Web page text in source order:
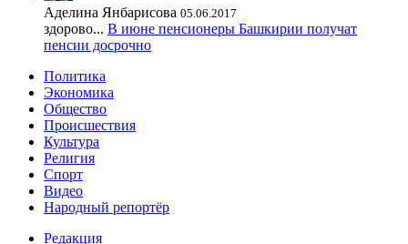
Аделина Янбарисова 05.06.2017
здорово... В июне пенсионеры Башкирии получат
пенсии досрочно
Политика
Экономика
Общество
Происшествия
Культура
Религия
Спорт
Видео
Народный репортёр
Редакция